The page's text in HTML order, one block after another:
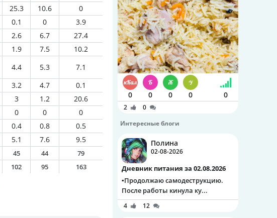
25.3 10.6
0
0.1 0
3.9
2.6 6.7
27.4
1.9 7.5
10.2
4.4 5.3
7.1
3.2 4.7
0.1
3 1.2
20.6
0 0
0
0.4 0.8
0.5
5.1 7.6
9.5
45 44 79
102 95 163
0 0 0 0 0
2
0
Интересные блоги
Полина
02-08-2026
Дневник питания за 02.08.2026
▪️Продолжаю самодеструкцию.
После работы кинула ку...
4 12